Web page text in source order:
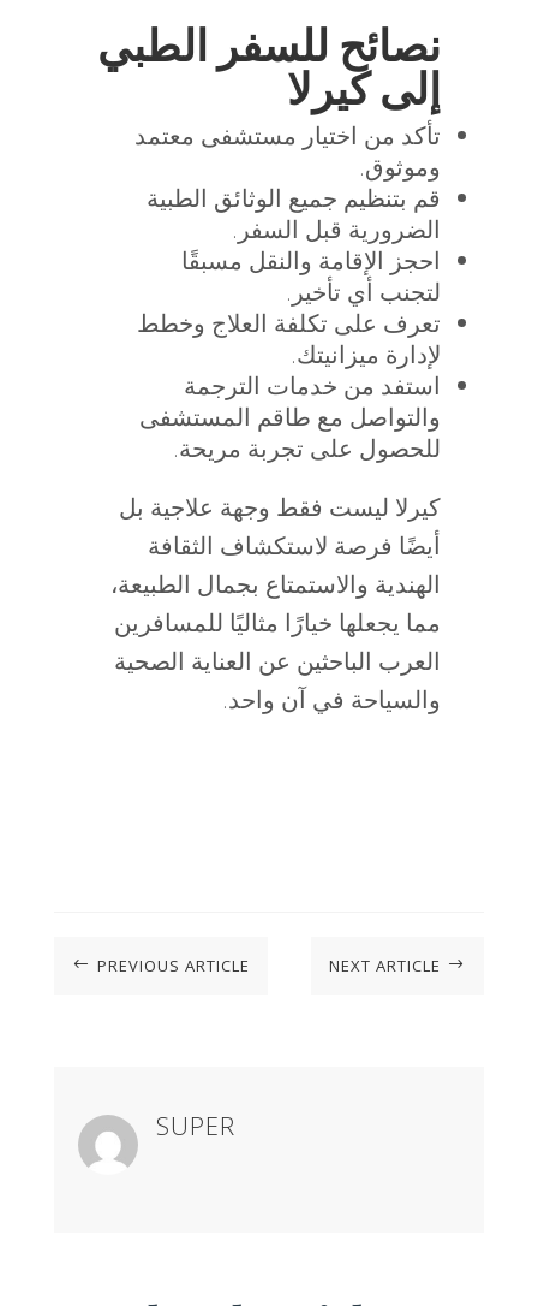
نصائح للسفر الطبي
إلى كيرلا
تأكد من اختيار مستشفى معتمد
وموثوق.
قم بتنظيم جميع الوثائق الطبية
الضرورية قبل السفر.
احجز الإقامة والنقل مسبقًا
لتجنب أي تأخير.
تعرف على تكلفة العلاج وخطط
لإدارة ميزانيتك.
استفد من خدمات الترجمة
والتواصل مع طاقم المستشفى
للحصول على تجربة مريحة.
كيرلا ليست فقط وجهة علاجية بل
أيضًا فرصة لاستكشاف الثقافة
الهندية والاستمتاع بجمال الطبيعة،
مما يجعلها خيارًا مثاليًا للمسافرين
العرب الباحثين عن العناية الصحية
والسياحة في آن واحد.
# PREVIOUS ARTICLE NEXT ARTICLE $
SUPER